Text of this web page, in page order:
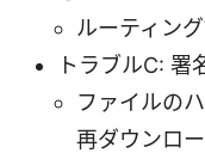
ルーティン
トラブルC: 署
ファイルの
再ダウンロ